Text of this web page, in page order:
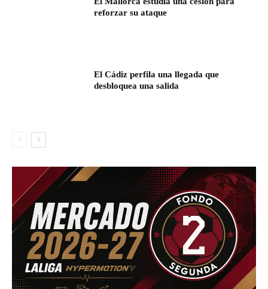
reforzar su ataque
El Cádiz perfila una llegada que
desbloquea una salida